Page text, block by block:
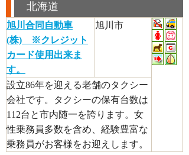
北海道
旭川合同自動車
(株) ※クレジット
カード使用出来ま
す。
旭川市
設立86年を迎える老舗のタクシー
会社です。タクシーの保有台数は
112台と市内随一を誇ります。女
性乗務員多数を含め、経験豊富な
乗務員がお客様をお迎えします。